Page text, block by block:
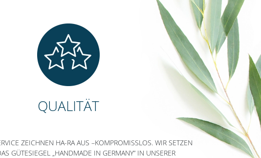
QUALITÄT
ZEICHNEN HA-RA AUS –KOMPROMISSLOS. WIR SETZEN
GÜTESIEGEL „HANDMADE IN GERMANY“ IN UNSERER